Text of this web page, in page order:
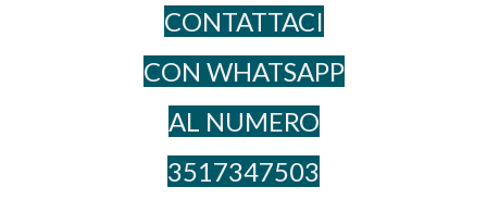
CONTATTACI
CON WHATSAPP
AL NUME​RO
3517347503